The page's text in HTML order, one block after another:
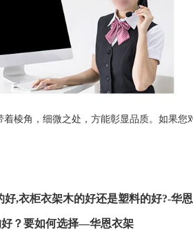
着棱角，细微之处，方能彰显品质。如果
好,衣柜衣架木的好还是塑料的好?-华
？要如何选择—华恩衣架